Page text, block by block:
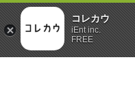
コレカウ
iEnt inc.
FREE